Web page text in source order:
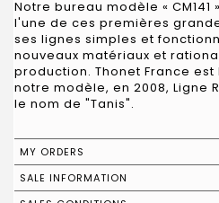
Notre bureau modèle « CM141
l'une de ces premières
ses lignes simples et
nouveaux matériaux et
production. Thonet France
notre modèle, en 2008, Ligne
le nom de "Tanis".
MY ORDERS
SALE INFORMATION